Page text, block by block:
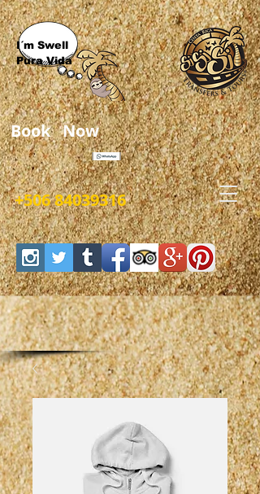
Book Now
I´m Swell
Pura Vida
+506 84039316